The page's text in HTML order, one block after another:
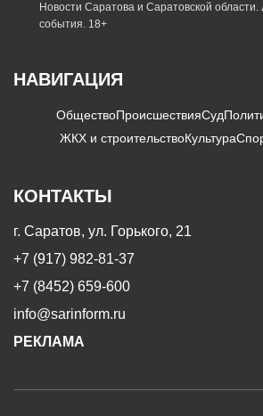
Новости Саратова и Саратовской
события. 18+
НАВИГАЦИЯ
ОбществоПроисшествияСуд
ЖКХ и строительствоКультура
КОНТАКТЫ
г. Саратов, ул. Горького, 21
+7 (917) 982-81-37
+7 (8452) 659-600
info@sarinform.ru
РЕКЛАМА